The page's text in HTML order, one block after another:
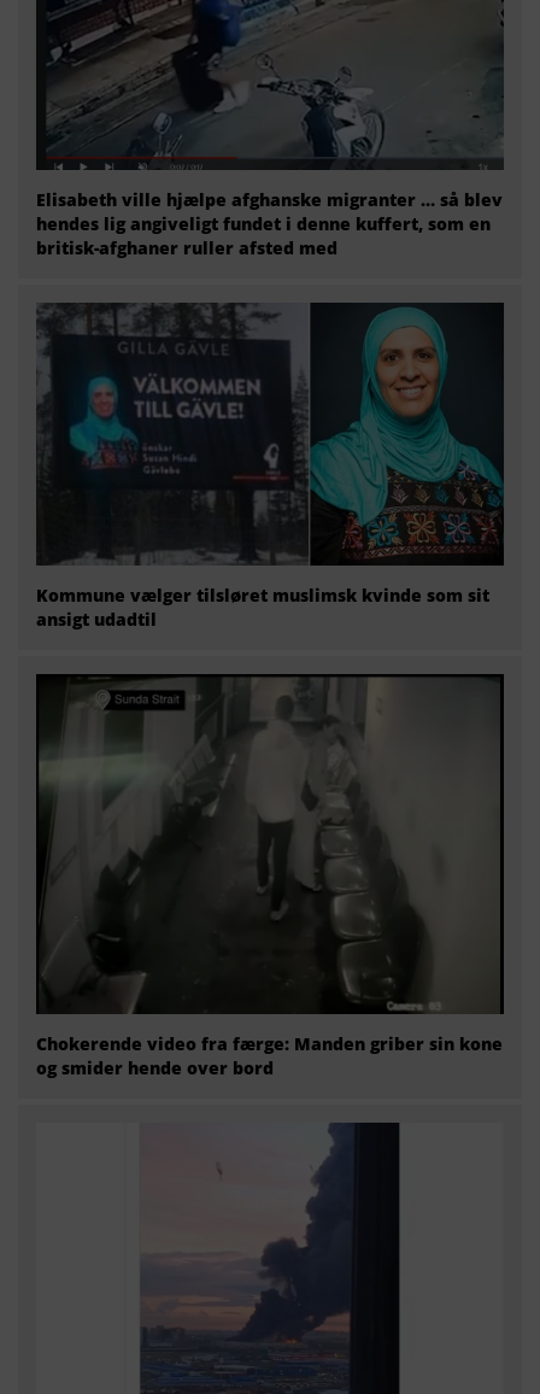
Elisabeth ville hjælpe afghanske migranter … så blev
hendes lig angiveligt fundet i denne kuffert, som en
britisk-afghaner ruller afsted med
Kommune vælger tilsløret muslimsk kvinde som sit
ansigt udadtil
Chokerende video fra færge: Manden griber sin kone
og smider hende over bord